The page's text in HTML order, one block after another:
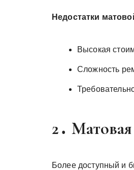
Недостатки
Высокая
Сложность
2․
Более доступный и